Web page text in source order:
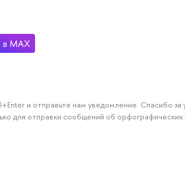
и отправьте нам уведомление. Спасибо за
для отправки сообщений об орфографических